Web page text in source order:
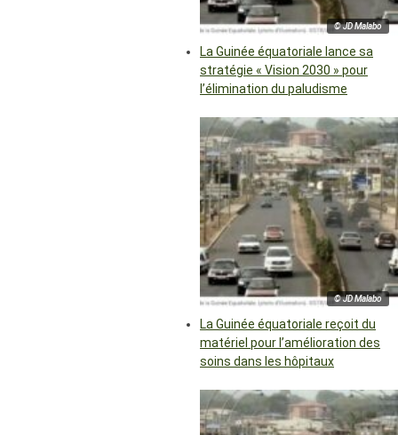
© JD Malabo
La Guinée équatoriale lance sa
stratégie « Vision 2030 » pour
l’élimination du paludisme
© JD Malabo
La Guinée équatoriale reçoit du
matériel pour l’amélioration des
soins dans les hôpitaux